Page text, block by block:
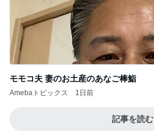
モモコ夫 妻のお土産のあなご棒鮨
Amebaトピックス 1日前
記事を読む